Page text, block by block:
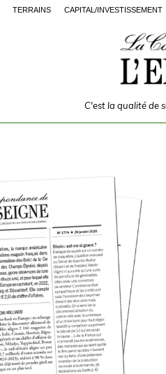
TERRAINS CAPITAL/INVESTISSEMENT
C'est la qualité de